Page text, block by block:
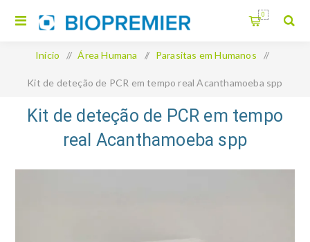
0
Início / Área Humana / Parasitas em Humanos /
Kit de deteção de PCR em tempo real Acanthamoeba spp
Kit de deteção de PCR em tempo
real Acanthamoeba spp